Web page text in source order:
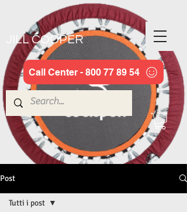
JILL COOPER
Call Center - 800 77 89 54
Post
Tutti i post